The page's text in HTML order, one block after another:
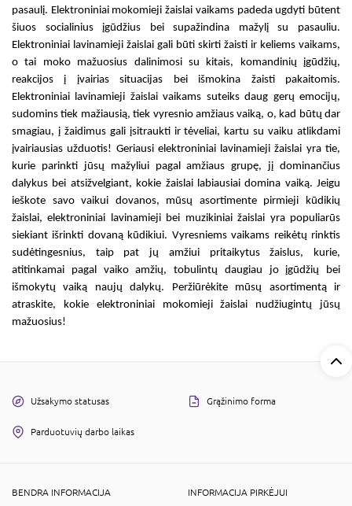
pasaulį. Elektroniniai mokomieji žaislai vaikams padeda ugdyti būtent
šiuos socialinius įgūdžius bei supažindina mažylį su pasauliu.
Elektroniniai lavinamieji žaislai gali būti skirti žaisti ir keliems vaikams,
o tai moko mažuosius dalinimosi su kitais, komandinių įgūdžių,
reakcijos į įvairias situacijas bei išmokina žaisti pakaitomis.
Elektroniniai lavinamieji žaislai vaikams suteiks daug gerų emocijų,
sudomins tiek mažiausią, tiek vyresnio amžiaus vaiką, o, kad būtų dar
smagiau, į žaidimus gali įsitraukti ir tėveliai, kartu su vaiku atlikdami
įvairiausias užduotis! Geriausi elektroniniai lavinamieji žaislai yra tie,
kurie parinkti jūsų mažyliui pagal amžiaus grupę, jį dominančius
dalykus bei atsižvelgiant, kokie žaislai labiausiai domina vaiką. Jeigu
ieškote savo vaikui dovanos, mūsų asortimente pirmieji kūdikių
žaislai, elektroniniai lavinamieji bei muzikiniai žaislai yra populiarūs
siekiant išrinkti dovaną kūdikiui. Vyresniems vaikams reikėtų rinktis
sudėtingesnius, taip pat jų amžiui pritaikytus žaislus, kurie,
atitinkamai pagal vaiko amžių, tobulintų daugiau jo įgūdžių bei
išmokytų vaiką naujų dalykų. Peržiūrėkite mūsų asortimentą ir
atraskite, kokie elektroniniai mokomieji žaislai nudžiugintų jūsų
mažuosius!
Užsakymo statusas Grąžinimo forma
Parduotuvių darbo laikas
BENDRA INFORMACIJA
INFORMACIJA PIRKĖJUI